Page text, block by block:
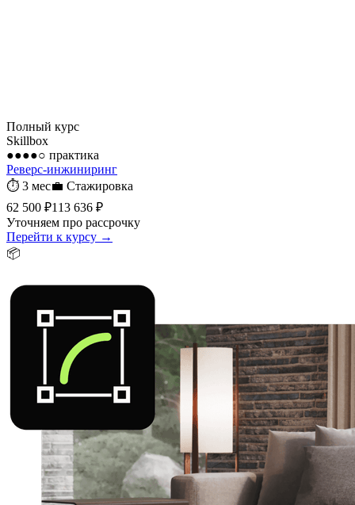
Полный курс
Skillbox
●●●●○ практика
Реверс-инжиниринг
⏱ 3 мес💼 Стажировка
62 500 ₽113 636 ₽
Уточняем про рассрочку
Перейти к курсу →
📦